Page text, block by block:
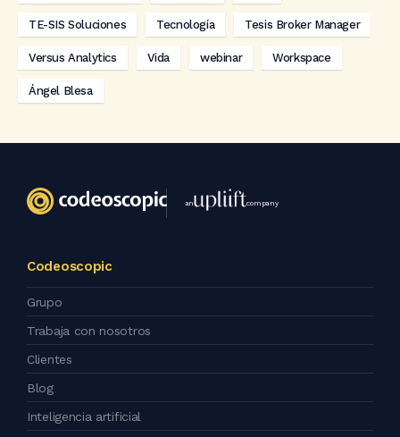
TE-SIS Soluciones Tecnología Tesis Broker Manager
Versus Analytics Vida webinar Workspace
Ángel Blesa
an company
Codeoscopic
Grupo
Trabaja con nosotros
Clientes
Blog
Inteligencia artificial